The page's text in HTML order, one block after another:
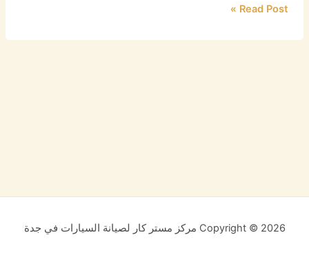
Read Post »
Copyright © 2026 مركز مستر كار لصيانة السيارات في جدة